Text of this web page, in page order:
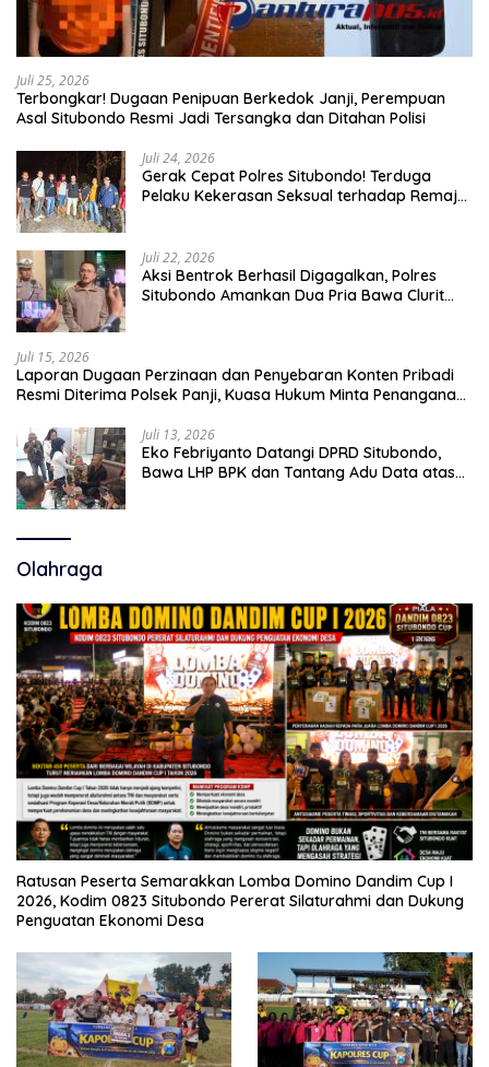
Juli 25, 2026
Terbongkar! Dugaan Penipuan Berkedok Janji, Perempuan
Asal Situbondo Resmi Jadi Tersangka dan Ditahan Polisi
Juli 24, 2026
Gerak Cepat Polres Situbondo! Terduga
Pelaku Kekerasan Seksual terhadap Remaja
Juli 22, 2026
Aksi Bentrok Berhasil Digagalkan, Polres
Situbondo Amankan Dua Pria Bawa Clurit
Juli 15, 2026
Laporan Dugaan Perzinaan dan Penyebaran Konten Pribadi
Resmi Diterima Polsek Panji, Kuasa Hukum Minta Penanganan
Juli 13, 2026
Eko Febriyanto Datangi DPRD Situbondo,
Bawa LHP BPK dan Tantang Adu Data atas
Olahraga
Ratusan Peserta Semarakkan Lomba Domino Dandim Cup I
2026, Kodim 0823 Situbondo Pererat Silaturahmi dan Dukung
Penguatan Ekonomi Desa